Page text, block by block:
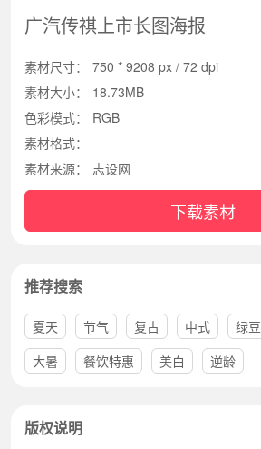
广汽传祺上市长图海报
素材尺寸：
750 * 9208 px / 72 dpi
素材大小：
18.73MB
色彩模式：
RGB
素材格式：
素材来源：
志设网
下载素材
推荐搜索
夏天 节气 复古 中式 绿豆
大暑
餐饮特惠 美白 逆龄
版权说明